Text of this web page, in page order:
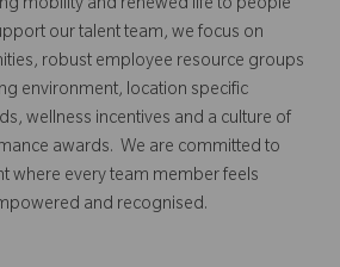
mobility and renewed life to people
our talent team, we focus on
robust employee resource groups
environment, location specific
wellness incentives and a culture of
awards. We are committed to
where every team member feels
and recognised.